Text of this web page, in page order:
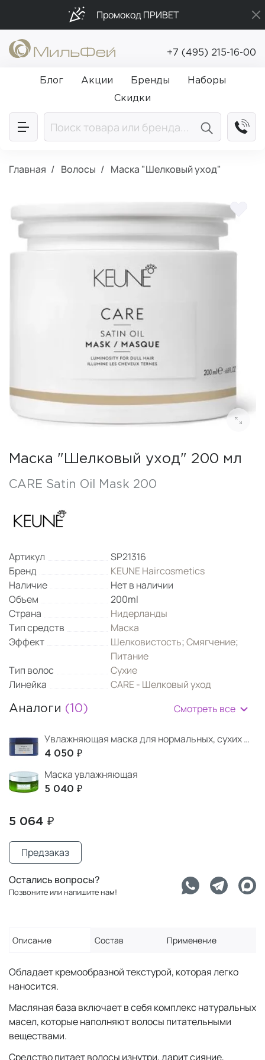
Промокод ПРИВЕТ
Подарки в каждый заказ от 5 000₽
Бесплатная доставка от 5 000₽
+7 (495) 215-16-00
Блог Акции Бренды
Наборы
Скидки
Главная Волосы Маска "Шелковый уход"
Маска "Шелковый уход" 200 мл
CARE Satin Oil Mask 200
Артикул
SP21316
Бренд
KEUNE Haircosmetics
Наличие
Нет в наличии
Объем
200ml
Страна
Нидерланды
Тип средств
Маска
Эффект
Шелковистость;Смягчение;
Питание
Тип волос
Сухие
Линейка
CARE - Шелковый уход
Аналоги (10) Смотреть все
Увлажняющая маска для нормальных, сухих и ломких волос Hydra Special
4 050 ₽
Маска увлажняющая
5 040 ₽
5 064 ₽
Предзаказ
Остались вопросы?
Позвоните или напишите нам!
Описание Состав Применение
Обладает кремообразной текстурой, которая легко
наносится.
Масляная база включает в себя комплекс натуральных
масел, которые наполняют волосы питательными
веществами.
Средство питает волосы изнутри, дарит сияние,